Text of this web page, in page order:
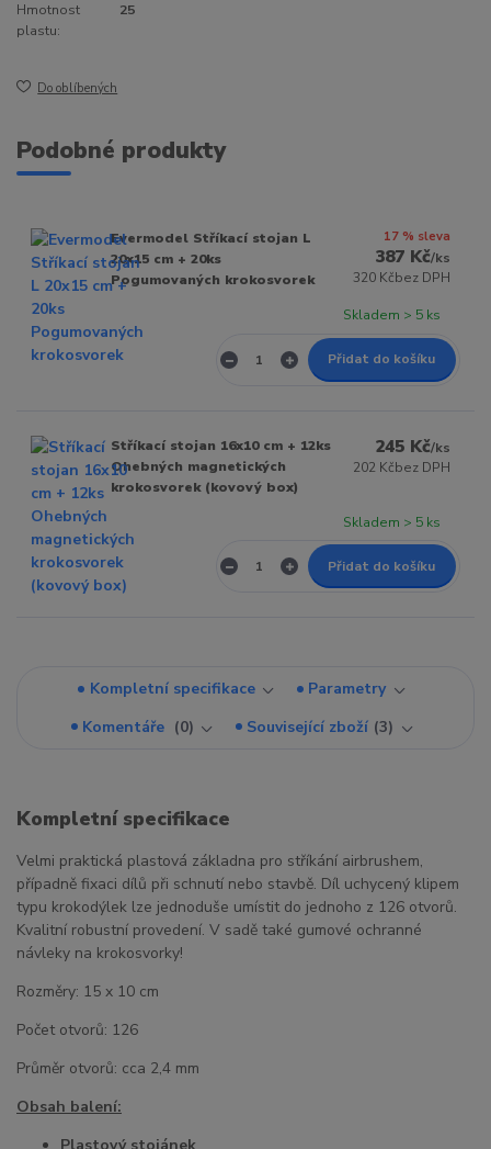
Hmotnost
plastu:
25
Do oblíbených
Podobné produkty
Evermodel Stříkací stojan L
20x15 cm + 20ks
Pogumovaných krokosvorek
17 % sleva
387 Kč/ks
320 Kčbez DPH
Skladem > 5 ks
Přidat do košíku
Stříkací stojan 16x10 cm + 12ks
Ohebných magnetických
krokosvorek (kovový box)
245 Kč/ks
202 Kčbez DPH
Skladem > 5 ks
Přidat do košíku
Kompletní specifikace
Parametry
Komentáře
0 Související zboží 3
Kompletní specifikace
Velmi praktická plastová základna pro stříkání airbrushem,
případně fixaci dílů při schnutí nebo stavbě. Díl uchycený klipem
typu krokodýlek lze jednoduše umístit do jednoho z 126 otvorů.
Kvalitní robustní provedení. V sadě také gumové ochranné
návleky na krokosvorky!
Rozměry: 15 x 10 cm
Počet otvorů: 126
Průměr otvorů: cca 2,4 mm
Obsah balení: